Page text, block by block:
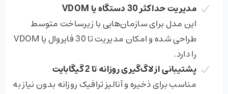
مدیریت حداکثر 30 دستگاه یا
این مدل برای سازمان‌هایی با زیرساخت متوسط
طراحی شده و امکان مدیریت تا 30 فایروال یا VDOM
را دارد.
پشتیبانی از لاگ‌گیری روزانه تا 2 گیگابایت
مناسب برای ذخیره و آنالیز ترافیک روزانه بدون نیاز به